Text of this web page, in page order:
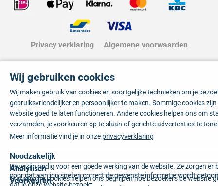
Privacy verklaring Algemene voorwaarden
Wij gebruiken cookies
Wij maken gebruik van cookies en soortgelijke technieken om je
gebruiksvriendelijker en persoonlijker te maken. Sommige cookies
website goed te laten functioneren. Andere cookies helpen ons om
verzamelen, je voorkeuren op te slaan of gerichte advertenties te
Meer informatie vind je in onze privacyverklaring
Noodzakelijk
Deze zijn nodig voor een goede werking van de website. Ze zorgen er
voor dat aan jou snel en correct de gewenste informatie wordt
dat je onze website bezoekt.
Analytisch
Statistische cookies helpen ons begrijpen hoe bezoekers de website
Voorkeuren